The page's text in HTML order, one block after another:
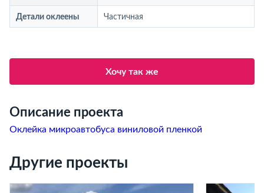
Детали оклеены Частичная
Хочу так же
Описание проекта
Оклейка микроавтобуса виниловой пленкой
Другие проекты